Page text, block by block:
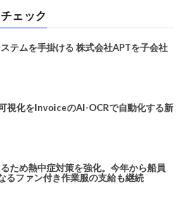
ェック
テムを手掛ける 株式会社APTを子会社
視化をInvoiceのAI-OCRで自動化する新
ため熱中症対策を強化。今年から船員
るファン付き作業服の支給も継続